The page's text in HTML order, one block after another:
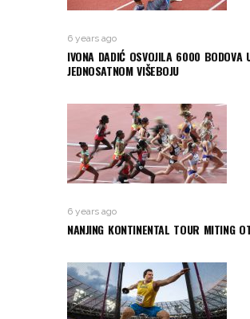
6 years ago
IVONA DADIĆ OSVOJILA 6000 BODOVA
JEDNOSATNOM VIŠEBOJU
6 years ago
NANJING KONTINENTAL TOUR MITING